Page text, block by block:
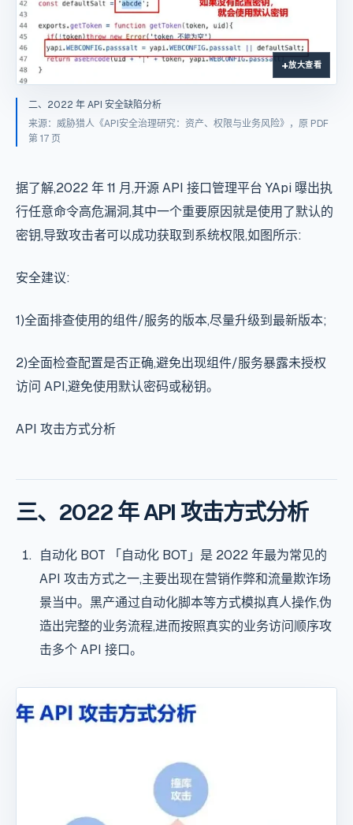
放大查看
二、2022 年 API 安全缺陷分析
来源：威胁猎人《API安全治理研究：资产、权限与业务风险》，原 PDF
第 17 页
据了解,2022 年 11 月,开源 API 接口管理平台 YApi 曝出执
行任意命令高危漏洞,其中一个重要原因就是使用了默认的
密钥,导致攻击者可以成功获取到系统权限,如图所示:
安全建议:
1)全面排查使用的组件/服务的版本,尽量升级到最新版本;
2)全面检查配置是否正确,避免出现组件/服务暴露未授权
访问 API,避免使用默认密码或秘钥。
API 攻击方式分析
三、2022 年 API 攻击方式分析
自动化 BOT 「自动化 BOT」是 2022 年最为常见的
API 攻击方式之一,主要出现在营销作弊和流量欺诈场
景当中。黑产通过自动化脚本等方式模拟真人操作,伪
造出完整的业务流程,进而按照真实的业务访问顺序攻
击多个 API 接口。